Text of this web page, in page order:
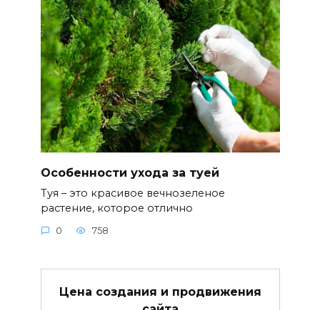
Особенности ухода за туей
Туя – это красивое вечнозеленое
растение, которое отлично
0 758
Цена создания и продвижения